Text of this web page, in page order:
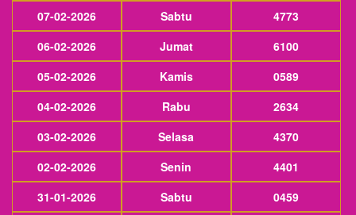
07-02-2026
Sabtu
4773
06-02-2026
Jumat
6100
05-02-2026
Kamis
0589
04-02-2026
Rabu
2634
03-02-2026
Selasa
4370
02-02-2026
Senin
4401
31-01-2026
Sabtu 0459